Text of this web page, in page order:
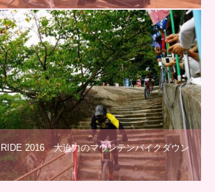
RIDE 2016 大迫力のマウンテンバイクダウン